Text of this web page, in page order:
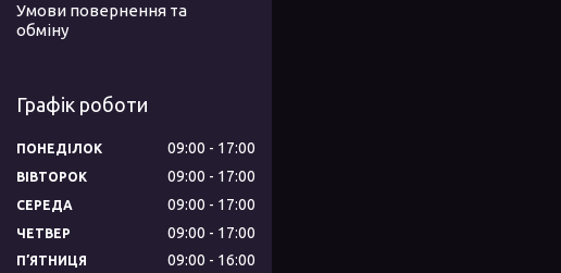
Умови повернення та
обміну
Графік роботи
ПОНЕДІЛОК 09:00 17:00
ВІВТОРОК 09:00 17:00
СЕРЕДА 09:00 17:00
ЧЕТВЕР 09:00 17:00
ПʼЯТНИЦЯ 09:00 16:00